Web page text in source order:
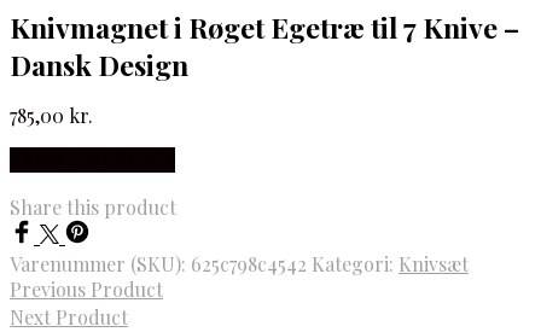
Knivmagnet i Røget Egetræ til 7 Knive –
Dansk Design
785,00 kr.
Share this product
Varenummer (SKU): 625c798c4542 Kategori: Knivsæt
Previous Product
Next Product